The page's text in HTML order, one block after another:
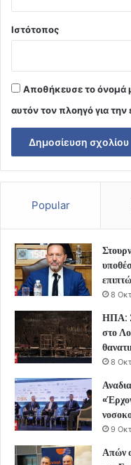
Ιστότοπος
Αποθήκευσε το όνομά
αυτόν τον πλοηγό για
Popular
8
ΗΠΑ:
στο
8
9
Απών